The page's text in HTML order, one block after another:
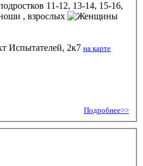
11-12, 13-14, 15-16,
, взрослых
Испытателей, 2к7 на карте
Подробнее>>